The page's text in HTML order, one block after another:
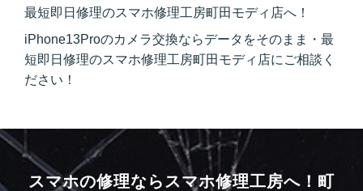
最短即日修理のスマホ修理工房町田モディ店へ！
iPhone13Proのカメラ交換ならデータをそのまま・最
短即日修理のスマホ修理工房町田モディ店にご相談く
ださい！
スマホの修理ならスマホ修理工房へ！ 町